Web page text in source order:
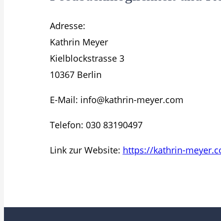
Adresse:
Kathrin Meyer
Kielblockstrasse 3
10367 Berlin
E-Mail: info@kathrin-meyer.com
Telefon: 030 83190497
Link zur Website: https://kathrin-